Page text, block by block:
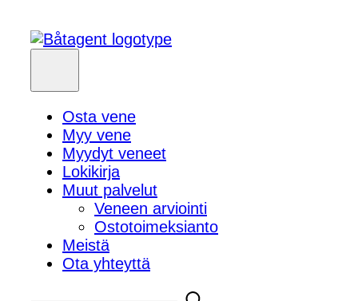
Osta vene
Myy vene
Myydyt veneet
Lokikirja
Muut palvelut
Veneen arviointi
Ostotoimeksianto
Meistä
Ota yhteyttä